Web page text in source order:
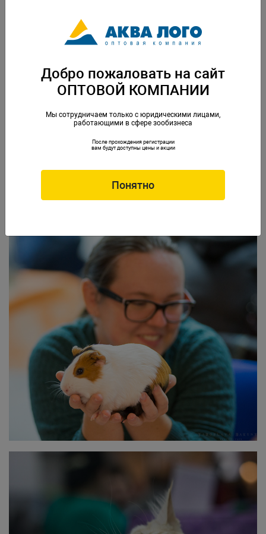
Добро пожаловать на сайт
ОПТОВОЙ КОМПАНИИ
Мы сотрудничаем только с юридическими лицами,
работающими в сфере зообизнеса
После прохождения регистрации
вам будут доступны цены и акции
Понятно